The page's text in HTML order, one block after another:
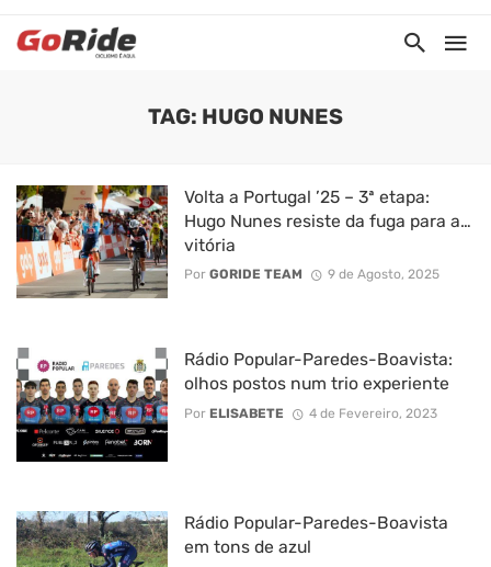
TAG: HUGO NUNES
Volta a Portugal ’25 – 3ª etapa:
Hugo Nunes resiste da fuga para a…
vitória
Por GORIDE TEAM 9 de Agosto, 2025
Rádio Popular-Paredes-Boavista:
olhos postos num trio experiente
Por ELISABETE 4 de Fevereiro, 2023
Rádio Popular-Paredes-Boavista
em tons de azul